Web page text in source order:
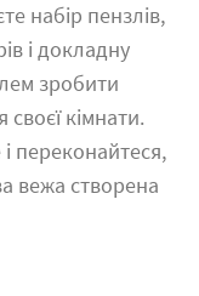
набір пензлів,
і докладну
зробити
кімнати.
переконайтеся,
вежа створена